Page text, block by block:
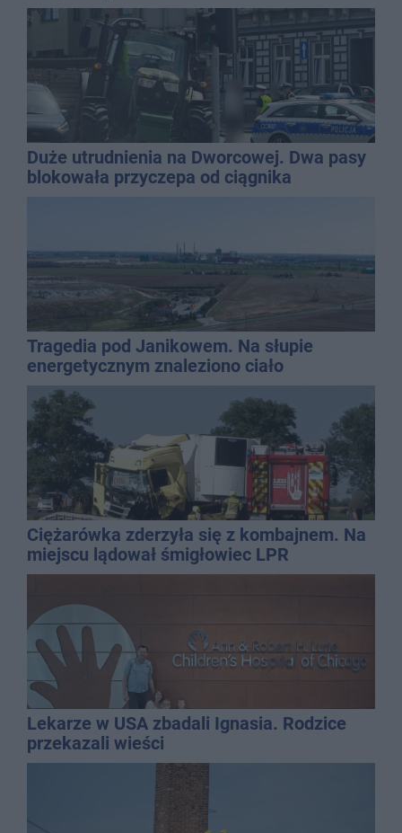
Duże utrudnienia na Dworcowej. Dwa pasy
blokowała przyczepa od ciągnika
Tragedia pod Janikowem. Na słupie
energetycznym znaleziono ciało
mężczyzny
Ciężarówka zderzyła się z kombajnem. Na
miejscu lądował śmigłowiec LPR
Lekarze w USA zbadali Ignasia. Rodzice
przekazali wieści